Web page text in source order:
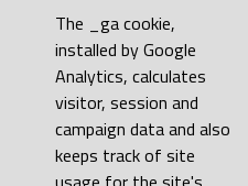
The _ga cookie,
installed by Google
Analytics, calculates
visitor, session and
campaign data and also
keeps track of site